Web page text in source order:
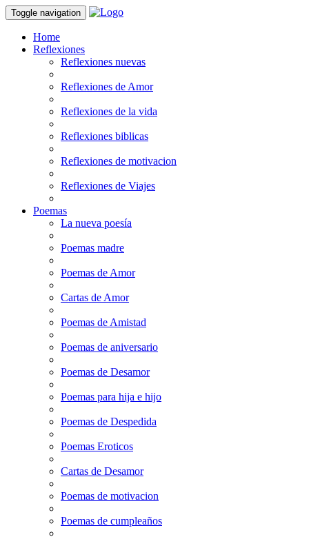
Toggle navigation
Home
Reflexiones
Reflexiones nuevas
Reflexiones de Amor
Reflexiones de la vida
Reflexiones biblicas
Reflexiones de motivacion
Reflexiones de Viajes
Poemas
La nueva poesía
Poemas madre
Poemas de Amor
Cartas de Amor
Poemas de Amistad
Poemas de aniversario
Poemas de Desamor
Poemas para hija e hijo
Poemas de Despedida
Poemas Eroticos
Cartas de Desamor
Poemas de motivacion
Poemas de cumpleaños